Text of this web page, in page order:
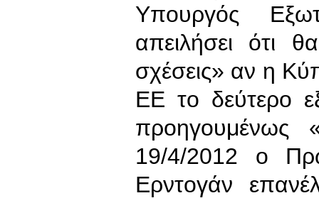
Υπουργός
απειλήσει ότι
σχέσεις» αν η
ΕΕ το δεύτερο
προηγουμένως
19/4/2012 ο
Ερντογάν